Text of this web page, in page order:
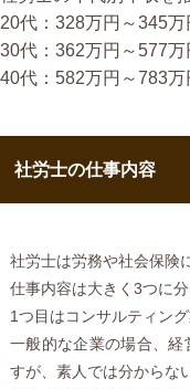
20代：328万円～345万
30代：362万円～577万
40代：582万円～783万
社労士の仕事内容
社労士は労務や社会保険
仕事内容は大きく3つに
1つ目はコンサルティング
一般的な企業の場合、経
すが、素人では分からな